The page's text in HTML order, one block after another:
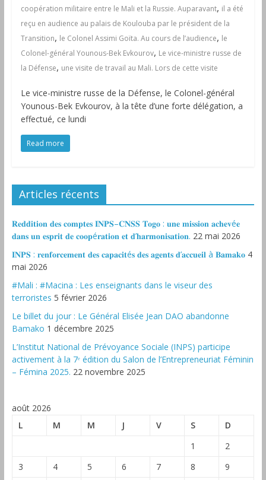
coopération militaire entre le Mali et la Russie. Auparavant, il a été
reçu en audience au palais de Koulouba par le président de la
Transition, le Colonel Assimi Goïta. Au cours de l’audience, le
Colonel-général Younous-Bek Evkourov, Le vice-ministre russe de
la Défense, une visite de travail au Mali. Lors de cette visite
Le vice-ministre russe de la Défense, le Colonel-général
Younous-Bek Evkourov, à la tête d’une forte délégation, a
effectué, ce lundi
Read more
Articles récents
𝐑𝐞𝐝𝐝𝐢𝐭𝐢𝐨𝐧 𝐝𝐞𝐬 𝐜𝐨𝐦𝐩𝐭𝐞𝐬 𝐈𝐍𝐏𝐒–𝐂𝐍𝐒𝐒 𝐓𝐨𝐠𝐨 : 𝐮𝐧𝐞 𝐦𝐢𝐬𝐬𝐢𝐨𝐧 𝐚𝐜𝐡𝐞𝐯é𝐞
𝐝𝐚𝐧𝐬 𝐮𝐧 𝐞𝐬𝐩𝐫𝐢𝐭 𝐝𝐞 𝐜𝐨𝐨𝐩é𝐫𝐚𝐭𝐢𝐨𝐧 𝐞𝐭 𝐝’𝐡𝐚𝐫𝐦𝐨𝐧𝐢𝐬𝐚𝐭𝐢𝐨𝐧. 22 mai 2026
𝐈𝐍𝐏𝐒 : 𝐫𝐞𝐧𝐟𝐨𝐫𝐜𝐞𝐦𝐞𝐧𝐭 𝐝𝐞𝐬 𝐜𝐚𝐩𝐚𝐜𝐢𝐭é𝐬 𝐝𝐞𝐬 𝐚𝐠𝐞𝐧𝐭𝐬 𝐝’𝐚𝐜𝐜𝐮𝐞𝐢𝐥 à 𝐁𝐚𝐦𝐚𝐤𝐨 4
mai 2026
#Mali : #Macina : Les enseignants dans le viseur des
terroristes 5 février 2026
‎Le billet du jour : Le Général Elisée Jean DAO abandonne
Bamako 1 décembre 2025
L’Institut National de Prévoyance Sociale (INPS) participe
activement à la 7ᵉ édition du Salon de l’Entrepreneuriat Féminin
– Fémina 2025. 22 novembre 2025
août 2026
L
M M J V S D
1
2
3
4 5 6 7 8
9